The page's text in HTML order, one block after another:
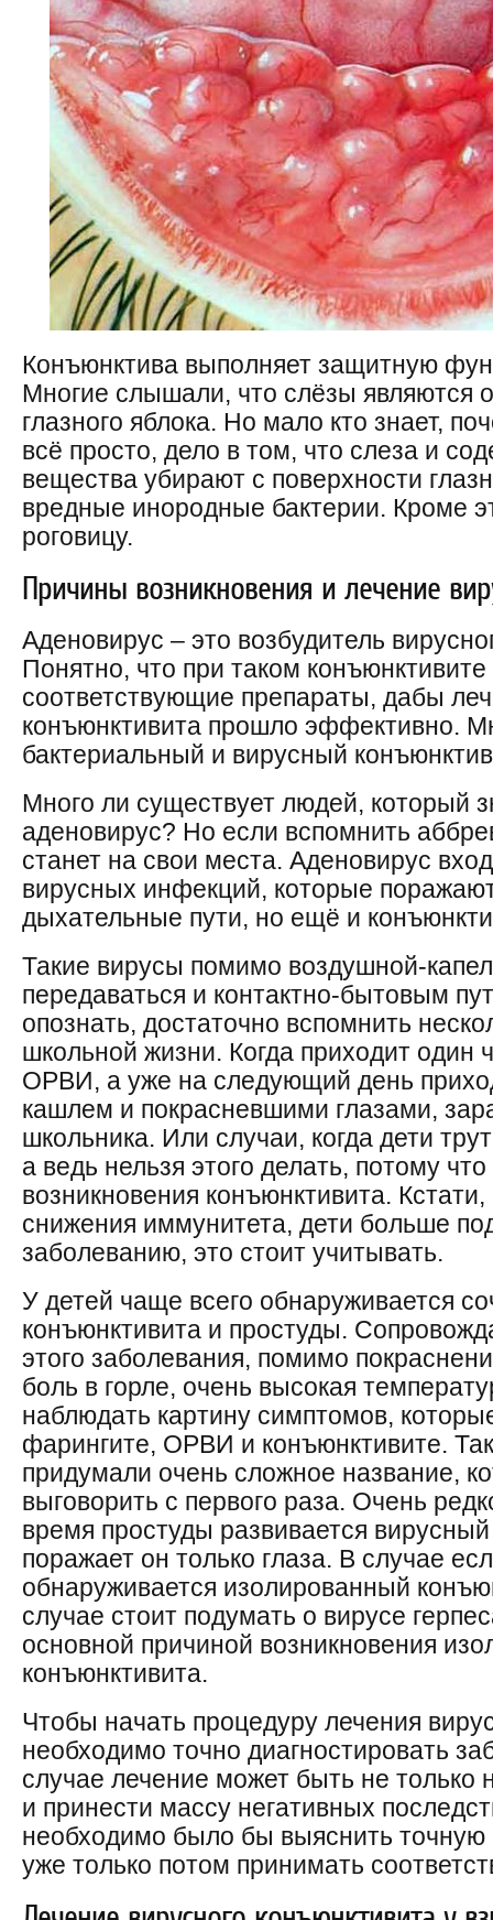
Конъюнктива выполняет защитную
Многие слышали, что слёзы
глазного яблока. Но мало кто знает,
всё просто, дело в том, что слеза и
вещества убирают с поверхности
вредные инородные бактерии. Кроме
роговицу.
Причины возникновения и лечение
Аденовирус – это возбудитель
Понятно, что при таком
соответствующие препараты, дабы
конъюнктивита прошло эффективно.
бактериальный и вирусный
Много ли существует людей, который
аденовирус? Но если вспомнить
станет на свои места. Аденовирус
вирусных инфекций, которые
дыхательные пути, но ещё и
Такие вирусы помимо воздушной-
передаваться и контактно-бытовым
опознать, достаточно вспомнить
школьной жизни. Когда приходит один
ОРВИ, а уже на следующий день
кашлем и покрасневшими глазами,
школьника. Или случаи, когда дети
а ведь нельзя этого делать, потому
возникновения конъюнктивита.
снижения иммунитета, дети больше
заболеванию, это стоит учитывать.
У детей чаще всего обнаруживается
конъюнктивита и простуды.
этого заболевания, помимо
боль в горле, очень высокая
наблюдать картину симптомов,
фарингите, ОРВИ и конъюнктивите.
придумали очень сложное название,
выговорить с первого раза. Очень
время простуды развивается
поражает он только глаза. В случае
обнаруживается изолированный
случае стоит подумать о вирусе
основной причиной возникновения
конъюнктивита.
Чтобы начать процедуру лечения
необходимо точно диагностировать
случае лечение может быть не
и принести массу негативных
необходимо было бы выяснить точную
уже только потом принимать